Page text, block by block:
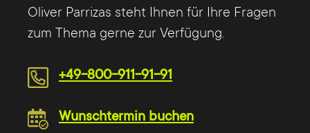
Oliver Parrizas steht Ihnen für Ihre Fragen
zum Thema gerne zur Verfügung.
+49-800-911-91-91
Wunschtermin buchen